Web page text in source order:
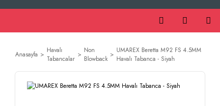
Anasayfa
Havalı
Tabancalar
Non
Blowback
UMAREX Beretta M92 FS 4.5MM
Havalı Tabanca - Siyah